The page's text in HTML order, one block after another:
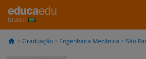
brasil
Graduação Engenharia Mecânica São